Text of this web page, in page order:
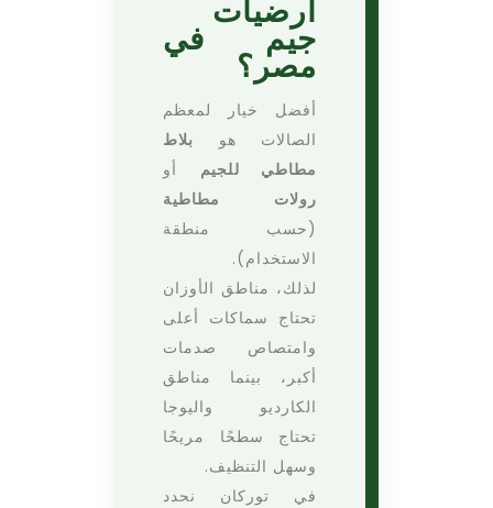
ارضيات
جيم في
مصر؟
أفضل خيار لمعظم
الصالات هو بلاط
مطاطي للجيم أو
رولات مطاطية
(حسب منطقة
الاستخدام).
لذلك، مناطق الأوزان
تحتاج سماكات أعلى
وامتصاص صدمات
أكبر، بينما مناطق
الكارديو واليوجا
تحتاج سطحًا مريحًا
وسهل التنظيف.
في توركان نحدد